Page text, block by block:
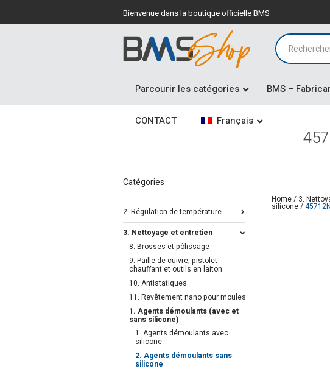
Bienvenue dans la boutique officielle BMS
Parcourir les catégories BMS –
CONTACT Français
Home/ 3.
silicone/
Catégories
2. Régulation de température
3. Nettoyage et entretien
8. Brosses et pôlissage
9. Paille de cuivre, pistolet
chauffant et outils en laiton
10. Antistatiques
11. Revêtement nano pour moules
1. Agents démoulants (avec et
sans silicone)
1. Agents démoulants avec
silicone
2. Agents démoulants sans
silicone